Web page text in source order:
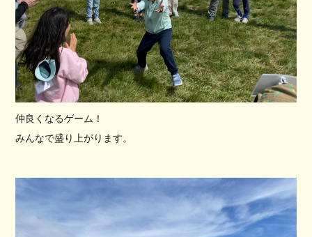
仲良くなるゲーム！
みんなで盛り上がります。